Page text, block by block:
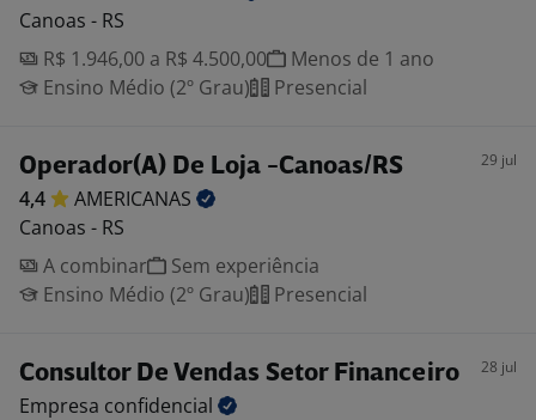
Canoas - RS
R$ 1.946,00 a R$ 4.500,00
Menos de 1 ano
Ensino Médio (2º Grau)
Presencial
Operador(A) De Loja -Canoas/RS 29 jul
4,4
AMERICANAS
Canoas - RS
A combinar
Sem experiência
Ensino Médio (2º Grau)
Presencial
Consultor De Vendas Setor Financeiro 28 jul
Empresa confidencial